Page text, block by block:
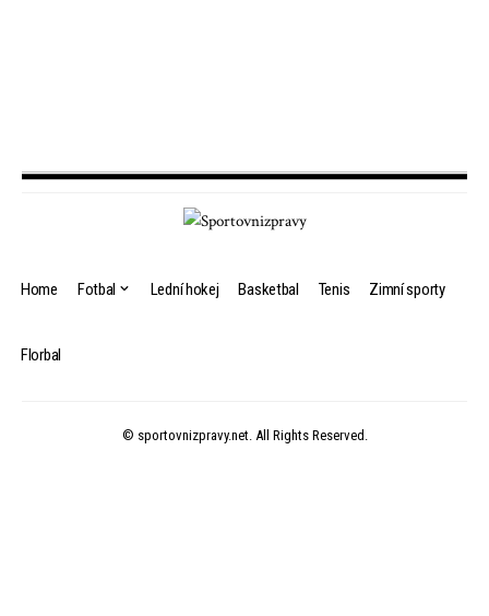
Home Fotbal Lední hokej Basketbal Tenis Zimní sporty
Florbal
© sportovnizpravy.net. All Rights Reserved.